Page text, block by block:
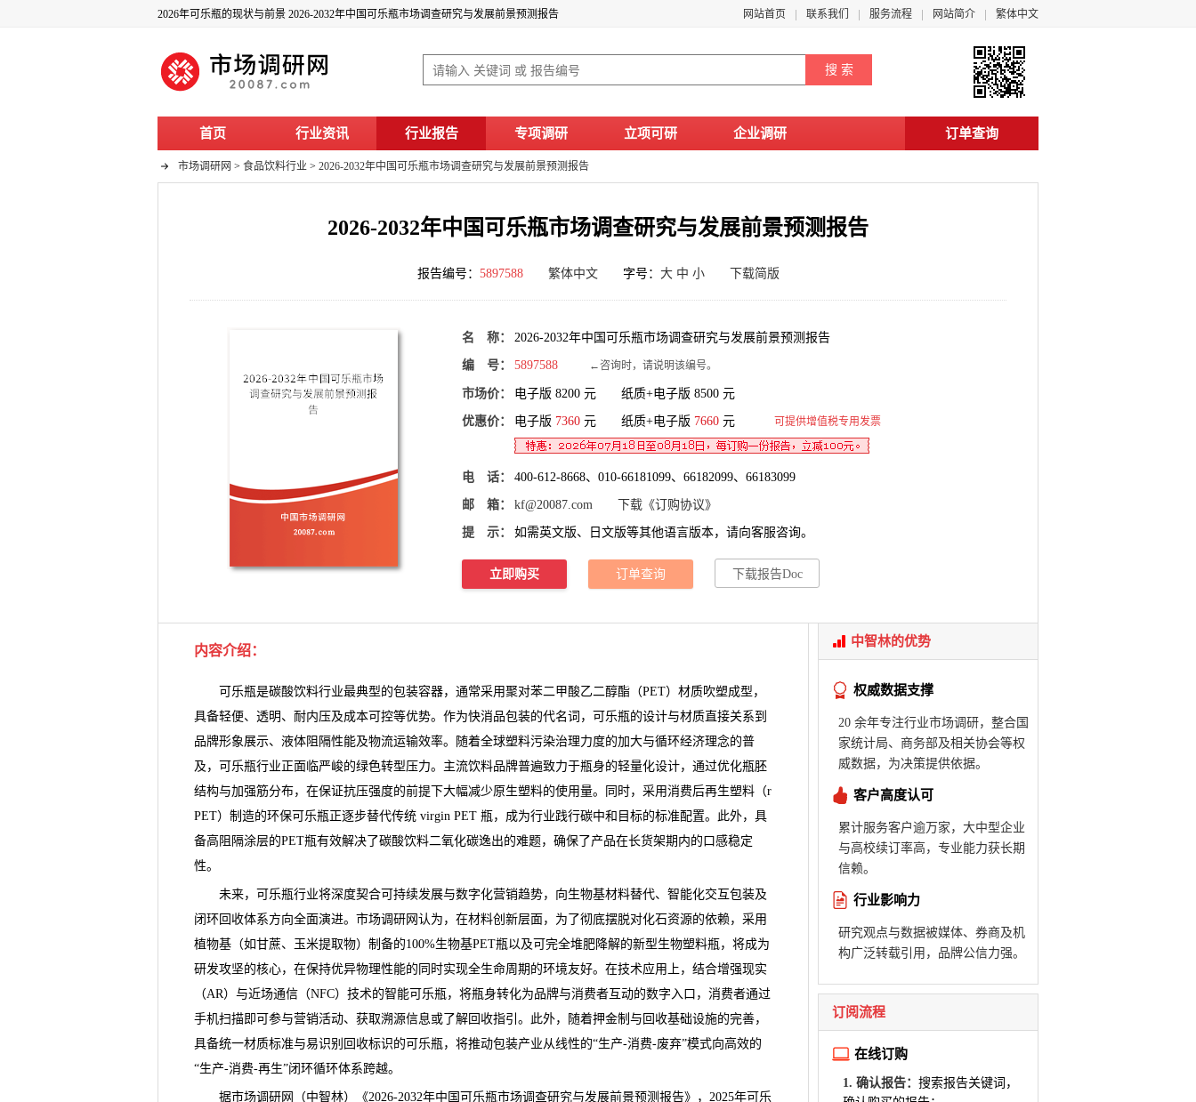
2026年可乐瓶的现状与前景 2026-2032年中国可乐瓶市场调查研究与发展前景预测报告 网站首页 联系我们 服务流程 网站简介 繁体中文
首页 行业资讯 行业报告 专项调研 立项可研 企业调研 订单查询
市场调研网 > 食品饮料行业 > 2026-2032年中国可乐瓶市场调查研究与发展前景预测报告
2026-2032年中国可乐瓶市场调查研究与发展前景预测报告
报告编号： 5897588 繁体中文字号： 大 中 小 下载简版
名 称： 2026-2032年中国可乐瓶市场调查研究与发展前景预测报告
编 号： 5897588 ←咨询时，请说明该编号。
市场价： 电子版 8200 元 纸质+电子版 8500 元
优惠价： 电子版 7360 元 纸质+电子版 7660 元 可提供增值税专用发票
电 话： 400-612-8668、010-66181099、66182099、66183099
邮 箱： kf@20087.com 下载《订购协议》
提 示： 如需英文版、日文版等其他语言版本，请向客服咨询。
立即购买 订单查询 下载报告Doc
内容介绍：
可乐瓶是碳酸饮料行业最典型的包装容器，通常采用聚对苯二甲酸乙二醇酯（PET）材质吹塑成型，
具备轻便、透明、耐内压及成本可控等优势。作为快消品包装的代名词，可乐瓶的设计与材质直接关系到
品牌形象展示、液体阻隔性能及物流运输效率。随着全球塑料污染治理力度的加大与循环经济理念的普
及，可乐瓶行业正面临严峻的绿色转型压力。主流饮料品牌普遍致力于瓶身的轻量化设计，通过优化瓶胚
结构与加强筋分布，在保证抗压强度的前提下大幅减少原生塑料的使用量。同时，采用消费后再生塑料（r
PET）制造的环保可乐瓶正逐步替代传统 virgin PET 瓶，成为行业践行碳中和目标的标准配置。此外，具
备高阻隔涂层的PET瓶有效解决了碳酸饮料二氧化碳逸出的难题，确保了产品在长货架期内的口感稳定
性。
未来，可乐瓶行业将深度契合可持续发展与数字化营销趋势，向生物基材料替代、智能化交互包装及
闭环回收体系方向全面演进。 市场调研网 认为，在材料创新层面，为了彻底摆脱对化石资源的依赖，采用
植物基（如甘蔗、玉米提取物）制备的100%生物基PET瓶以及可完全堆肥降解的新型生物塑料瓶，将成为
研发攻坚的核心，在保持优异物理性能的同时实现全生命周期的环境友好。在技术应用上，结合增强现实
（AR）与近场通信（NFC）技术的智能可乐瓶，将瓶身转化为品牌与消费者互动的数字入口，消费者通过
手机扫描即可参与营销活动、获取溯源信息或了解回收指引。此外，随着押金制与回收基础设施的完善，
具备统一材质标准与易识别回收标识的可乐瓶，将推动包装产业从线性的“生产-消费-废弃”模式向高效的
“生产-消费-再生”闭环循环体系跨越。
据市场调研网（中智林）《2026-2032年中国可乐瓶市场调查研究与发展前景预测报告》，2025年可乐
中智林的优势
权威数据支撑
20 余年专注行业市场调研，整合国
家统计局、商务部及相关协会等权
威数据，为决策提供依据。
客户高度认可
累计服务客户逾万家，大中型企业
与高校续订率高，专业能力获长期
信赖。
行业影响力
研究观点与数据被媒体、券商及机
构广泛转载引用，品牌公信力强。
订阅流程
在线订购
1. 确认报告： 搜索报告关键词，